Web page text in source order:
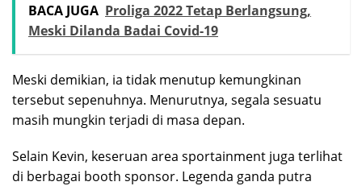
BACA JUGA Proliga 2022 Tetap Berlangsung,
Meski Dilanda Badai Covid-19
Meski demikian, ia tidak menutup kemungkinan
tersebut sepenuhnya. Menurutnya, segala sesuatu
masih mungkin terjadi di masa depan.
Selain Kevin, keseruan area sportainment juga terlihat
di berbagai booth sponsor. Legenda ganda putra